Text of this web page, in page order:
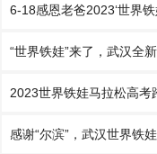
6-18感恩老爸2023‘世界
“世界铁娃”来了，武汉全
2023世界铁娃马拉松高考
感谢“尔滨”，武汉世界铁娃